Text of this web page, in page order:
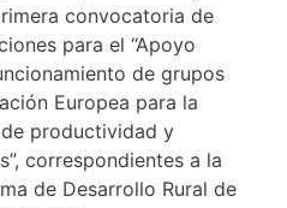
convocatoria de
para el “Apoyo
de grupos
Europea para la
productividad y
correspondientes a la
de Desarrollo Rural de